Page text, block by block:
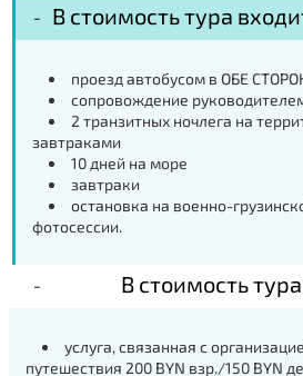
В стоимость тура
проезд автобусом в ОБЕ
сопровождение
2 транзитных ночлега на
завтраками
10 дней на море
завтраки
остановка на военно-
фотосессии.
В стоимость
услуга, связанная с
путешествия 200 BYN взр./150 BYN